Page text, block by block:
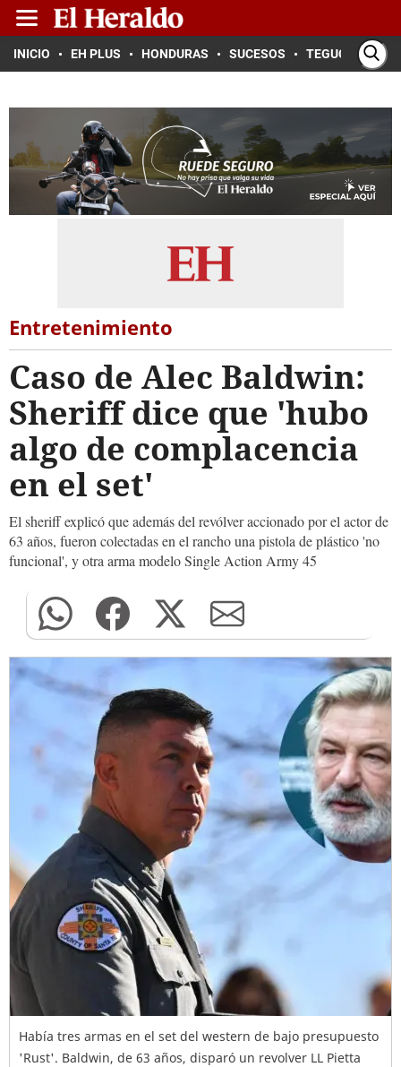
INICIO EH PLUS HONDURAS SUCESOS TEGUCIGALPA
Entretenimiento
Caso de Alec Baldwin:
Sheriff dice que 'hubo
algo de complacencia
en el set'
El sheriff explicó que además del revólver accionado por el actor de
63 años, fueron colectadas en el rancho una pistola de plástico 'no
funcional', y otra arma modelo Single Action Army 45
Había tres armas en el set del western de bajo presupuesto
'Rust'. Baldwin, de 63 años, disparó un revolver LL Pietta